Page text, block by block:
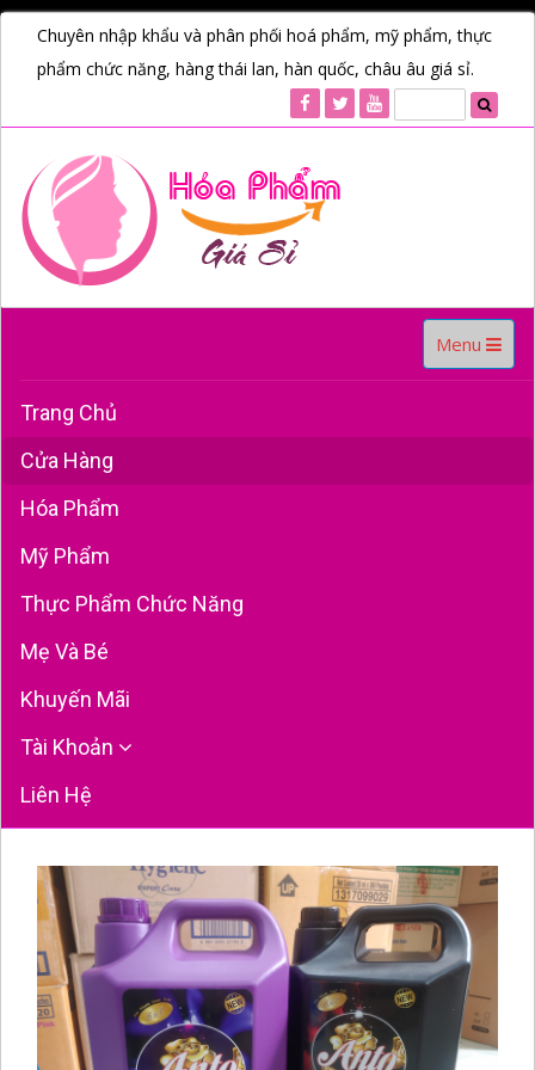
Chuyên nhập khẩu và phân phối hoá phẩm, mỹ phẩm, thực
phẩm chức năng, hàng thái lan, hàn quốc, châu âu giá sỉ.
Toggle
navigation
Menu
Trang Chủ
Cửa Hàng
Hóa Phẩm
Mỹ Phẩm
Thực Phẩm Chức Năng
Mẹ Và Bé
Khuyến Mãi
Tài Khoản
Liên Hệ